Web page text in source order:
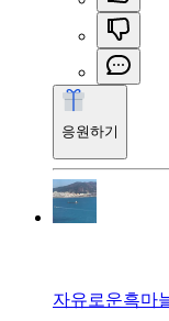
응원하기
자유로운흑마